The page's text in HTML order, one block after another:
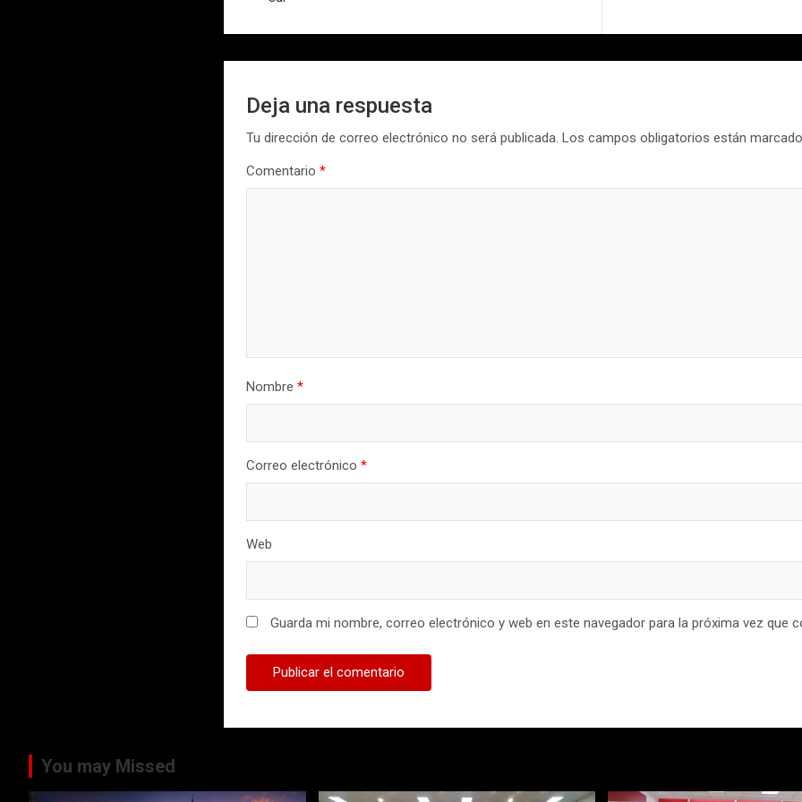
Deja una respuesta
Tu dirección de correo electrónico no será publicada. Los campos obligatorios están
Comentario*
Nombre*
Correo electrónico*
Web
Guarda mi nombre, correo electrónico y web en este navegador para la próxima vez que
You may Missed